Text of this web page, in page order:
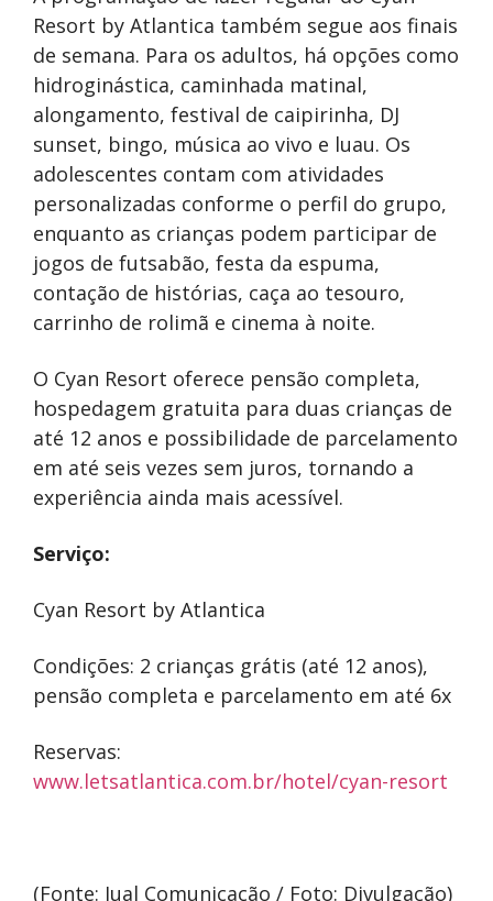
Resort by Atlantica também segue aos finais
de semana. Para os adultos, há opções como
hidroginástica, caminhada matinal,
alongamento, festival de caipirinha, DJ
sunset, bingo, música ao vivo e luau. Os
adolescentes contam com atividades
personalizadas conforme o perfil do grupo,
enquanto as crianças podem participar de
jogos de futsabão, festa da espuma,
contação de histórias, caça ao tesouro,
carrinho de rolimã e cinema à noite.
O Cyan Resort oferece pensão completa,
hospedagem gratuita para duas crianças de
até 12 anos e possibilidade de parcelamento
em até seis vezes sem juros, tornando a
experiência ainda mais acessível.
Serviço:
Cyan Resort by Atlantica
Condições: 2 crianças grátis (até 12 anos),
pensão completa e parcelamento em até 6x
Reservas:
www.letsatlantica.com.br/hotel/cyan-resort
(Fonte: Jual Comunicação / Foto: Divulgação)